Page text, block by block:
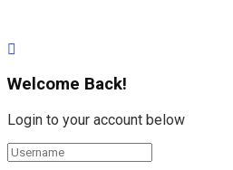
Welcome Back!
Login to your account below